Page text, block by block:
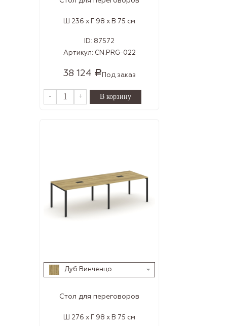
Ш 236 x Г 98 x В 75 см
ID: 87572
Артикул: CN.PRG-022
38 124 Р Под заказ
- +
Дуб Винченцо
Стол для переговоров
Ш 276 x Г 98 x В 75 см